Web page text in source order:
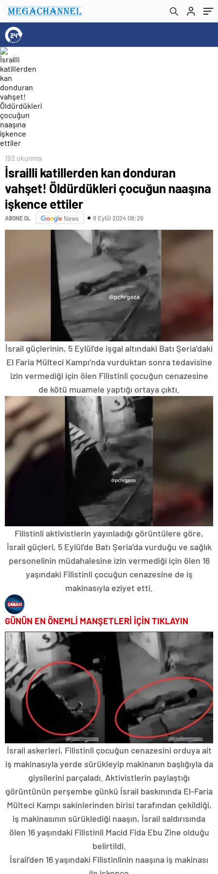
ettiler
192 okunma
İsrailli katillerden kan donduran
vahşet! Öldürdükleri çocuğun naaşına
işkence ettiler
ABONE OL News 8 Eylül 2024 08:26
İsrail güçlerinin, 5 Eylül’de işgal altındaki Batı Şeria’daki
El Faria Mülteci Kampı’nda vurduktan sonra tedavisine
izin vermediği için ölen Filistinli çocuğun cenazesine
de kötü muamele yaptığı ortaya çıktı.
Filistinli aktivistlerin yayınladığı görüntülere göre,
İsrail güçleri, 5 Eylül’de Batı Şeria’da vurduğu ve sağlık
personelinin müdahalesine izin vermediği için ölen 16
yaşındaki Filistinli çocuğun cenazesine de iş
makinasıyla eziyet etti.
GÜNÜN EN ÖNEMLİ MANŞETLERİ İÇİN TIKLAYIN
İsrail askerleri, Filistinli çocuğun cenazesini orduya ait
iş makinasıyla yerde sürükleyip makinanın başlığıyla da
giysilerini parçaladı. Aktivistlerin paylaştığı
görüntünün perşembe günkü İsrail baskınında El-Faria
Mülteci Kampı sakinlerinden birisi tarafından çekildiği,
iş makinasının sürüklediği naaşın, İsrail saldırısında
ölen 16 yaşındaki Filistinli Macid Fida Ebu Zine olduğu
belirtildi.
İsrail’den 16 yaşındaki Filistinlinin naaşına iş makinası